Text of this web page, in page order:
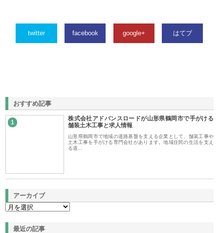
twitter facebook google+ はてブ
おすすめ記事
1
株式会社アドバンスロードが山形県鶴岡市で手がける
舗装土木工事と求人情報
山形県鶴岡市で地域の道路基盤を支える企業として、舗装工事や
土木工事を手がける専門会社があります。地域住民の生活を支え
る道…
アーカイブ
最近の記事